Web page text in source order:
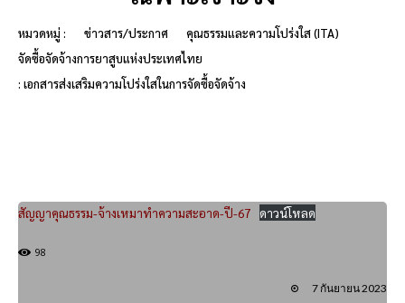
หมวดหมู่ : ข่าวสาร/ประกาศ
คุณธรรมและความโปร่งใส (ITA)
จัดซื้อจัดจ้างการยาสูบแห่งประเทศไทย
: เอกสารส่งเสริมความโปร่งใสในการจัดซื้อจัดจ้าง
สัญญาคุณธรรม-จ้างเหมาทำความสะอาด-ปี-67 ดาวน์โหลด
98
7 กันยายน 2023